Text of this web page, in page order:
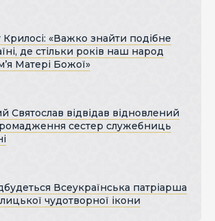
Крилосі: «Важко знайти подібне
де стільки років наш народ
Матері Божої»
Святослав відвідав відновлений
сестер служебниць
Всеукраїнська патріарша
чудотворної ікони